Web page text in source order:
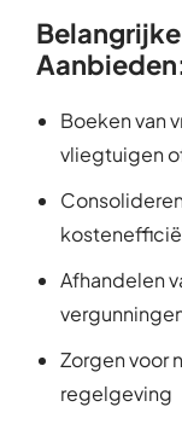
Boeken van
vliegtuigen
Afhandelen
Zorgen voor
regelgeving